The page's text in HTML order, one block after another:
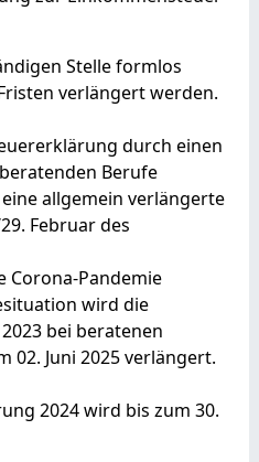
Stelle formlos
verlängert werden.
durch einen
Berufe
allgemein verlängerte
Februar des
Corona-Pandemie
wird die
bei beratenen
02. Juni 2025 verlängert.
2024 wird bis zum 30.